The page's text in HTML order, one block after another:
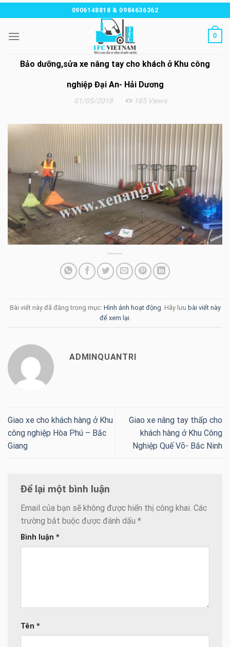
Chuyển
đến
nội
0906148818 & 0984636362
0
01/05/2018 185 Views
Bảo dưỡng,sửa xe nâng tay cho khách ở Khu công
nghiệp Đại An- Hải Dương
Bài viết này đã đăng trong mục: Hình ảnh hoạt động . Hãy lưu bài viết này
để xem lại
ADMINQUANTRI
Giao xe cho khách hàng ở Khu
công nghiệp Hòa Phú – Bắc
Giang
Giao xe nâng tay thấp cho
khách hàng ở Khu Công
Nghiệp Quế Võ- Bắc Ninh
Để lại một bình luận
Email của bạn sẽ không được hiển thị công khai. Các
trường bắt buộc được đánh dấu *
Bình luận *
Tên *